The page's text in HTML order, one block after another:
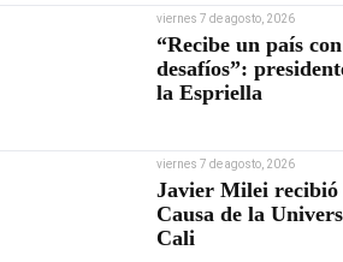
viernes 7 de agosto, 2026
“Recibe un país
desafíos”:
la Espriella
viernes 7 de agosto, 2026
Javier Milei
Causa de la
Cali